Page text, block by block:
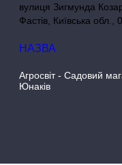
вулиця Зигмунда
Фастів, Київська обл.,
Агросвіт - Садовий
Юнаків